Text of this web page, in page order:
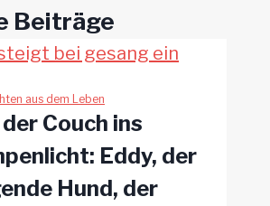
Beiträge
aus dem Leben
Couch ins
Eddy, der
Hund, der